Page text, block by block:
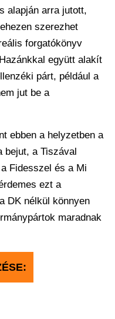
alapján arra jutott,
szerezhet
forgatókönyv
együtt alakít
párt, például a
jut be a
ebben a helyzetben a
bejut, a Tiszával
Fidesszel és a Mi
ezt a
DK nélkül könnyen
maradnak